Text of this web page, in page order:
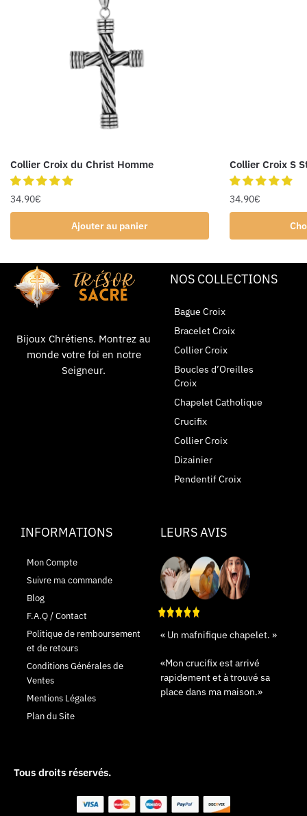
Collier Croix du Christ Homme
34.90€
Ajouter au panier
Collier Croix S
34.90€
Bijoux Chrétiens. Montrez au
monde votre foi en notre
Seigneur.
NOS COLLECTIONS
Bague Croix
Bracelet Croix
Collier Croix
Boucles d’Oreilles
Croix
Chapelet Catholique
Crucifix
Collier Croix
Dizainier
Pendentif Croix
INFORMATIONS
Mon Compte
Suivre ma commande
Blog
F.A.Q / Contact
Politique de remboursement
et de retours
Conditions Générales de
Ventes
Mentions Légales
Plan du Site
LEURS AVIS
« Un mafnifique chapelet. »
«Mon crucifix est arrivé
rapidement et à trouvé sa
place dans ma maison.»
Tous droits réservés.